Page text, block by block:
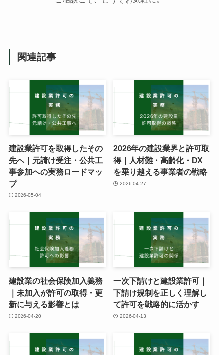
関連記事
建設業許可を取得したその
先へ｜元請け受注・公共工
事参加への実務ロードマッ
プ
2026-05-04
2026年の建設業界と許可取
得｜人材難・高齢化・DX
を乗り越える事業者の戦略
2026-04-27
建設業の社会保険加入義務
｜未加入が許可の取得・更
新に与える影響とは
2026-04-20
一次下請けと建設業許可｜
下請け規制を正しく理解し
て許可を戦略的に活かす
2026-04-13